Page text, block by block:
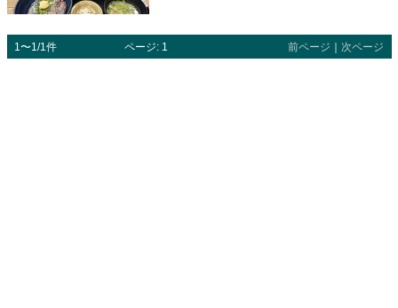
1〜1/1件 ページ: 1 前ページ ｜ 次ページ